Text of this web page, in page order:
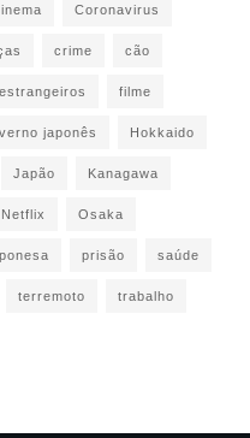
Coronavirus
crime cão
estrangeiros filme
japonês Hokkaido
Japão Kanagawa
Netflix Osaka
prisão saúde
terremoto trabalho